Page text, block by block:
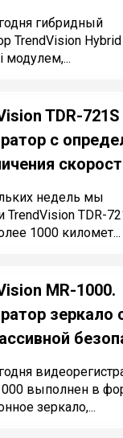
гибридный
TrendVision
модулем,...
TDR-721S
с
недель мы
TrendVision TDR-
1000 километ...
MR-1000.
зеркало
выполнен в
зеркало,...